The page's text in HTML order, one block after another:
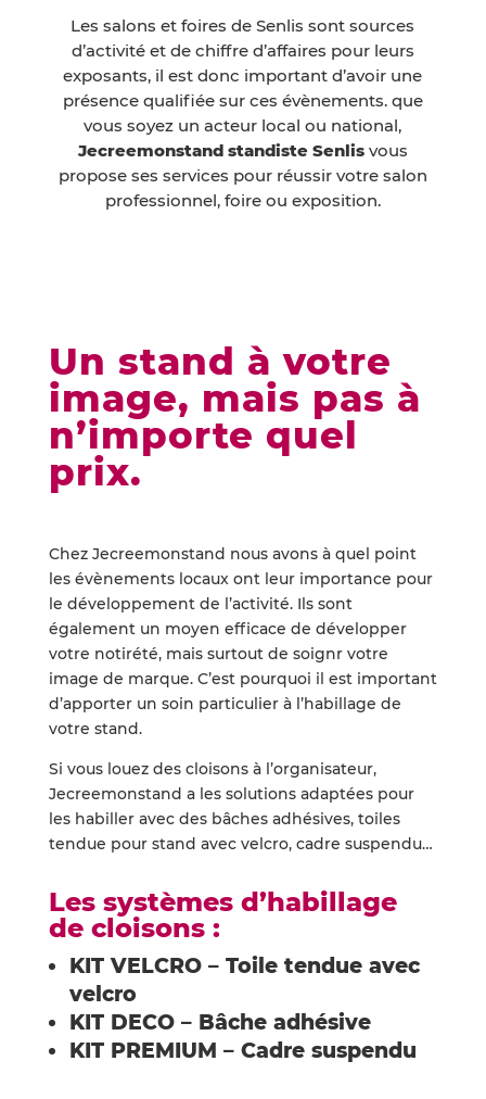
Les salons et foires de Senlis sont sources
d’activité et de chiffre d’affaires pour leurs
exposants, il est donc important d’avoir une
présence qualifiée sur ces évènements. que
vous soyez un acteur local ou national,
Jecreemonstand standiste Senlisvous
propose ses services pour réussir votre salon
professionnel, foire ou exposition.
Un stand à votre
image, mais pas à
n’importe quel
prix.
Chez Jecreemonstand nous avons à quel point
les évènements locaux ont leur importance pour
le développement de l’activité. Ils sont
également un moyen efficace de développer
votre notirété, mais surtout de soignr votre
image de marque. C’est pourquoi il est important
d’apporter un soin particulier à l’habillage de
votre stand.
Si vous louez des cloisons à l’organisateur,
Jecreemonstand a les solutions adaptées pour
les habiller avec des bâches adhésives, toiles
tendue pour stand avec velcro, cadre suspendu…
Les systèmes d’habillage
de cloisons :
KIT VELCRO – Toile tendue avec
velcro
KIT DECO – Bâche adhésive
KIT PREMIUM – Cadre suspendu